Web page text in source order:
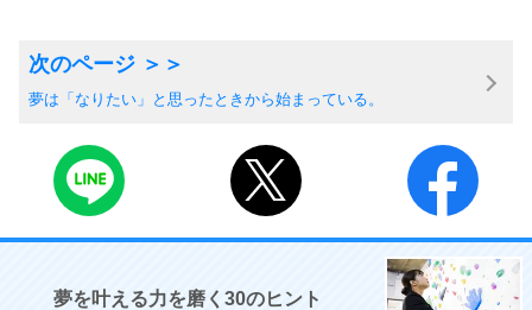
夢は「なりたい」と思ったときから始まっている。
夢を叶える力を磨く30のヒント